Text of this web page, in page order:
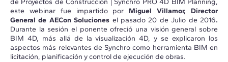
de Proyectos de Construcción | Synchro PRO 4D BIM Planning,
este webinar fue impartido por Miguel Villamor, Director
General de AECon Soluciones el pasado 20 de Julio de 2016.
Durante la sesión el ponente ofreció una visión general sobre
BIM 4D, más allá de la visualización 4D, y se explicaron los
aspectos más relevantes de Synchro como herramienta BIM en
licitación, planificación y control de ejecución de obras.